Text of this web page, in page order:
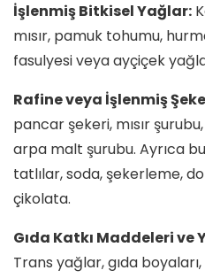
İşlenmiş Bitkisel Yağlar:
mısır, pamuk tohumu,
fasulyesi veya ayçiçek
Rafine veya İşlenmiş
pancar şekeri, mısır
arpa malt şurubu. Ayrıca
tatlılar, soda, şekerleme,
çikolata.
Gıda Katkı Maddeleri ve
Trans yağlar, gıda